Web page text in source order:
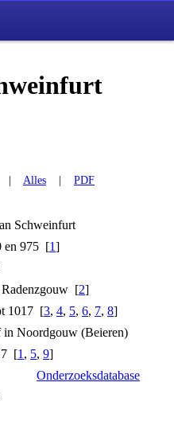
Alles PDF
Schweinfurt
en 975 [1]
Radenzgouw [2]
1017 [3, 4, 5, 6, 7, 8]
in Noordgouw (Beieren)
[1, 5, 9]
Onderzoeksdatabase